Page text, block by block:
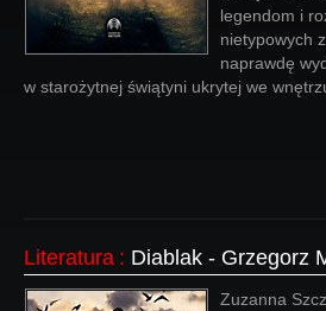
legendom i
nietypowych
naprawdę
w starożytnej świątyni ukrytej we
Literatura : Diablak - Grzegorz
Zuzanna